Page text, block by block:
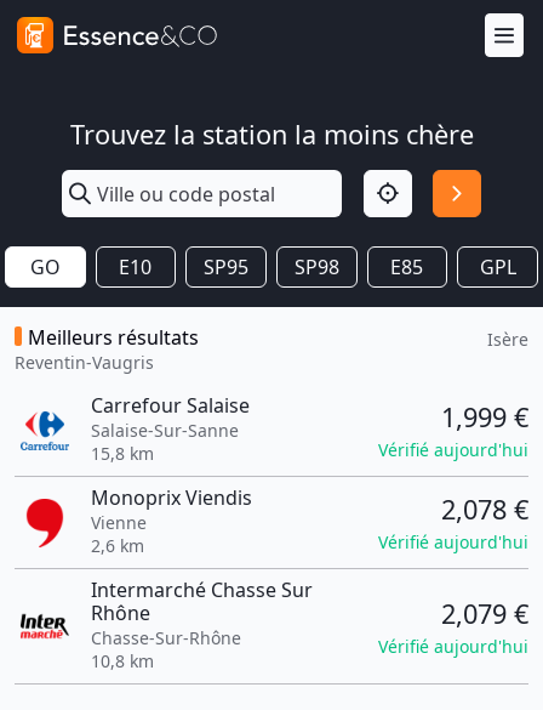
Trouvez la station la moins chère
GO E10 SP95 SP98 E85 GPL
Meilleurs résultats
Reventin-Vaugris
Isère
Carrefour Salaise
Salaise-Sur-Sanne
15,8 km
1,999 €
Vérifié aujourd'hui
Monoprix Viendis
Vienne
2,6 km
2,078 €
Vérifié aujourd'hui
Intermarché Chasse Sur
Rhône
Chasse-Sur-Rhône
10,8 km
2,079 €
Vérifié aujourd'hui